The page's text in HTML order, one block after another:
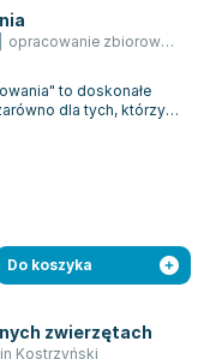
opracowanie zbiorowe,
to doskonałe
dla tych, którzy
Do koszyka
zwierzętach
Kostrzyński